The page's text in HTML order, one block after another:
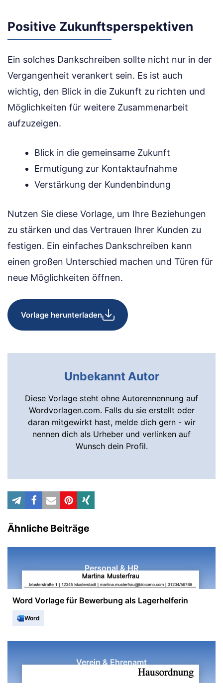
Positive Zukunftsperspektiven
Ein solches Dankschreiben sollte nicht nur in der
Vergangenheit verankert sein. Es ist auch
wichtig, den Blick in die Zukunft zu richten und
Möglichkeiten für weitere Zusammenarbeit
aufzuzeigen.
Blick in die gemeinsame Zukunft
Ermutigung zur Kontaktaufnahme
Verstärkung der Kundenbindung
Nutzen Sie diese Vorlage, um Ihre Beziehungen
zu stärken und das Vertrauen Ihrer Kunden zu
festigen. Ein einfaches Dankschreiben kann
einen großen Unterschied machen und Türen für
neue Möglichkeiten öffnen.
Vorlage herunterladen
Unbekannt Autor
Diese Vorlage steht ohne Autorennennung auf
Wordvorlagen.com. Falls du sie erstellt oder
daran mitgewirkt hast, melde dich gern - wir
nennen dich als Urheber und verlinken auf
Wunsch dein Profil.
Ähnliche Beiträge
Personal & HR
Word Vorlage für Bewerbung als Lagerhelferin
Word
Verein & Ehrenamt